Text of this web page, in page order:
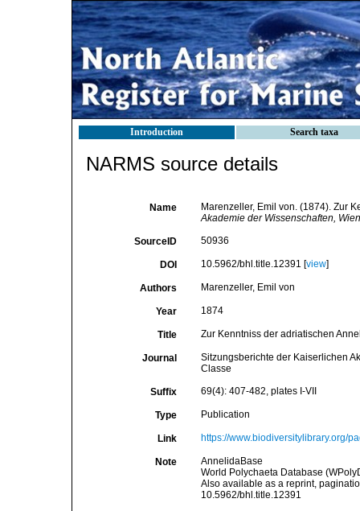
Introduction Search taxa
NARMS source details
Name
Marenzeller, Emil von. (1874). Zur
Akademie der Wissenschaften,
SourceID 50936
DOI 10.5962/bhl.title.12391 [view]
Authors Marenzeller, Emil von
Year 1874
Title Zur Kenntniss der adriatischen
Journal
Sitzungsberichte der Kaiserlichen
Classe
Suffix 69(4): 407-482, plates I-VII
Type Publication
Link https://www.biodiversitylibrary.org/
Note
AnnelidaBase
World Polychaeta Database
Also available as a reprint,
10.5962/bhl.title.12391